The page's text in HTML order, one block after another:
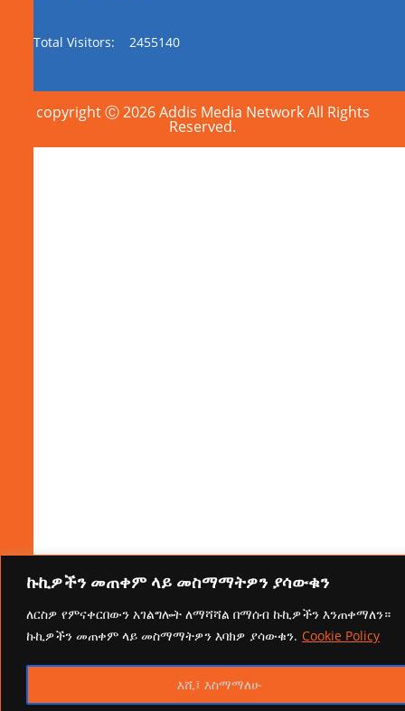
ኩኪዎችን መጠቀም ላይ መስማማትዎን ያሳውቁን
ለርስዎ የምናቀርበውን አገልግሎት ለማሻሻል በማሰብ ኩኪዎችን እንጠቀማለን።
ኩኪዎችን መጠቀም ላይ መስማማትዎን እባክዎ ያሳውቁን. Cookie Policy
እሺ፤ እስማማለሁ
Total Visitors: 2455140
copyright Ⓒ 2026 Addis Media Network All Rights
Reserved.